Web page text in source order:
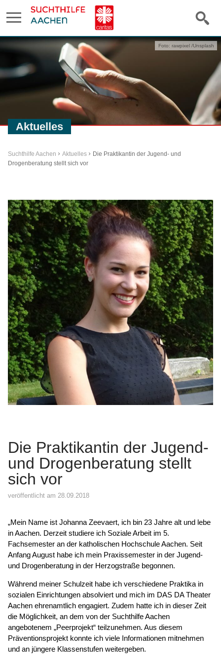
Aktuelles
Foto: rawpixel /Unsplash
Suchthilfe Aachen Aktuelles
Die Praktikantin der Jugend- und
Drogenberatung stellt sich vor
Die Praktikantin der Jugend-
und Drogenberatung stellt
sich vor
veröffentlicht am 28.09.2018
„Mein Name ist Johanna Zeevaert, ich bin 23 Jahre alt und lebe
in Aachen. Derzeit studiere ich Soziale Arbeit im 5.
Fachsemester an der katholischen Hochschule Aachen. Seit
Anfang August habe ich mein Praxissemester in der Jugend-
und Drogenberatung in der Herzogstraße begonnen.
Während meiner Schulzeit habe ich verschiedene Praktika in
sozialen Einrichtungen absolviert und mich im DAS DA Theater
Aachen ehrenamtlich engagiert. Zudem hatte ich in dieser Zeit
die Möglichkeit, an dem von der Suchthilfe Aachen
angebotenem „Peerprojekt“ teilzunehmen. Aus diesem
Präventionsprojekt konnte ich viele Informationen mitnehmen
und an jüngere Klassenstufen weitergeben.